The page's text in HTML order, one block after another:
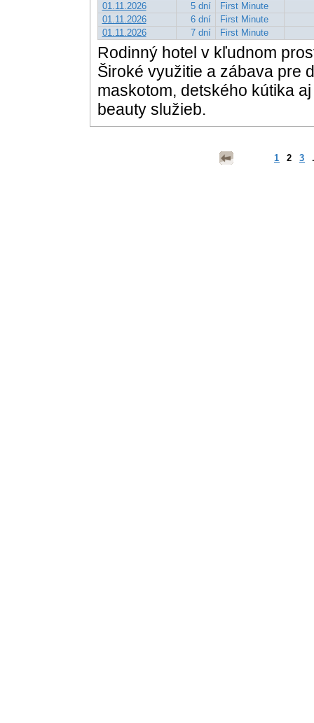
01.11.2026
5 dní
First Minute
01.11.2026
6 dní
First Minute
01.11.2026
7 dní First Minute
Rodinný hotel v kľudnom
Široké využitie a zábava pre
maskotom, detského kútika
beauty služieb.
1 2 3